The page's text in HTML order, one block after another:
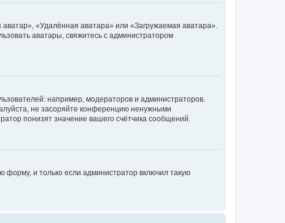
«Удалённая аватара» или «Загружаемая аватара».
аватары, свяжитесь с администратором
например, модераторов и администраторов.
не засоряйте конференцию ненужными
понизят значение вашего счётчика сообщений.
форму, и только если администратор включил такую